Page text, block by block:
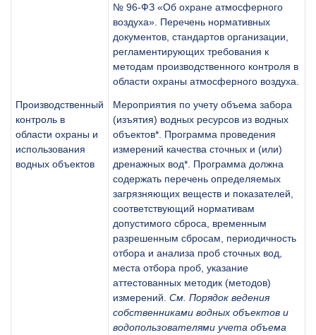
№ 96-ФЗ «Об охране атмосферного
воздуха». Перечень нормативных
документов, стандартов организации,
регламентирующих требования к
методам производственного контроля в
области охраны атмосферного воздуха.
Производственный
контроль в
области охраны и
использования
водных объектов
Мероприятия по учету объема забора
(изъятия) водных ресурсов из водных
объектов*. Программа проведения
измерений качества сточных и (или)
дренажных вод*. Программа должна
содержать перечень определяемых
загрязняющих веществ и показателей,
соответствующий нормативам
допустимого сброса, временным
разрешенным сбросам, периодичность
отбора и анализа проб сточных вод,
места отбора проб, указание
аттестованных методик (методов)
измерений. См. Порядок ведения
собственниками водных объектов и
водопользователями учета объема